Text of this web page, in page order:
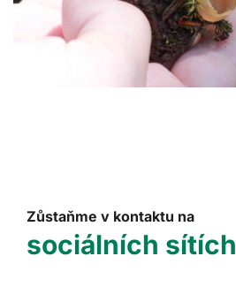
Zůstaňme v kontaktu na
sociálních sítích